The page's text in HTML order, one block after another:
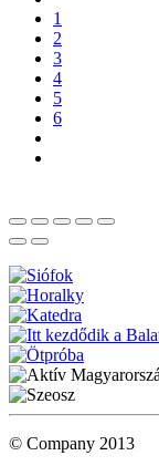
1
2
3
4
5
6
© Company 2013